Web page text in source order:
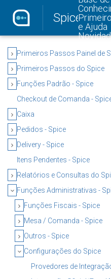
Spice
e Ajuda
Primeiros Passos do Spice
Funções Padrão - Spice
Checkout de Comanda -
Caixa
Pedidos - Spice
Delivery - Spice
Itens Pendentes - Spice
Relatórios e Consultas do
Funções Administrativas -
Funções Fiscais - Spice
Mesa / Comanda - Spice
Outros - Spice
Configurações do Spice
Provedores de